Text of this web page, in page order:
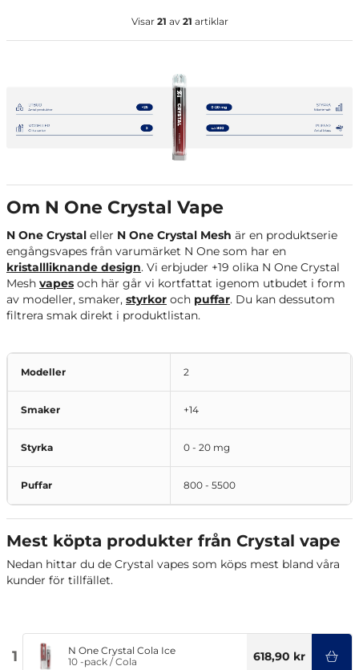
Visar 21 av 21 artiklar
Om N One Crystal Vape
N One Crystal eller N One Crystal Mesh är en produktserie
engångsvapes från varumärket N One som har en
kristallliknande design. Vi erbjuder +19 olika N One Crystal
Mesh vapes och här går vi kortfattat igenom utbudet i form
av modeller, smaker, styrkor och puffar. Du kan dessutom
filtrera smak direkt i produktlistan.
Modeller 2
Smaker +14
Styrka 0 - 20 mg
Puffar 800 - 5500
Mest köpta produkter från Crystal vape
Nedan hittar du de Crystal vapes som köps mest bland våra
kunder för tillfället.
1
N One Crystal Cola Ice
10 -pack /Cola 618,90 kr